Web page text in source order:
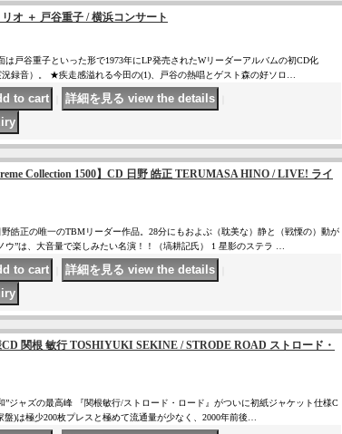
オ ＋ 戸谷重子 / 横浜コンサート
戸谷重子といった形で1973年にLP発売されたWリーダーアルバムの初CD化
況録音）。 ★疾走感溢れる今田の(1)、戸谷の熱唱とゲスト森の好ソロ…
Collection 1500】CD 日野 皓正 TERUMASA HINO / LIVE! ライ
皓正の唯一のTBMリーダー作品。28分にもおよぶ（耽美な）静と（戦慄の）動が
ウ”は、大音量で楽しみたい名演！！（塙耕記氏） 1 星影のステラ …
関根 敏行 TOSHIYUKI SEKINE / STRODE ROAD ストロード・
”ジャズの最高峰 『関根敏行/ストロード・ロード』がついに初紙ジャケット仕様C
)は極少200枚プレスと極めて流通量が少なく、2000年前後…